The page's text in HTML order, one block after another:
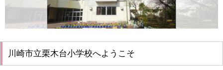
川崎市立栗木台小学校へようこそ